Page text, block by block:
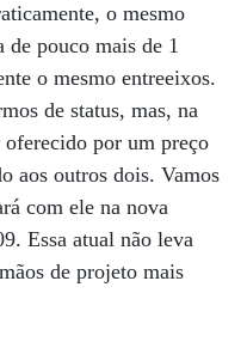
o mesmo
pouco mais de 1
o mesmo entreeixos.
de status, mas, na
oferecido por um preço
aos outros dois. Vamos
com ele na nova
Essa atual não leva
de projeto mais